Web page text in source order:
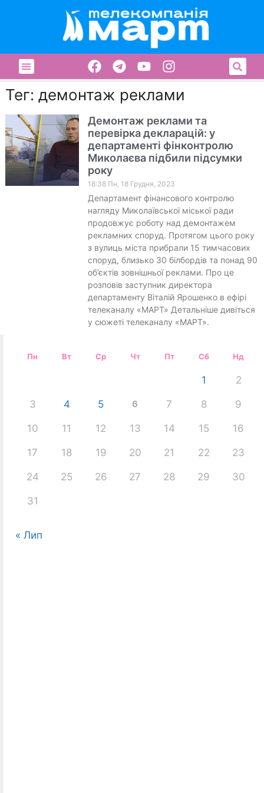
Тег: демонтаж реклами
Демонтаж реклами та
перевірка декларацій: у
департаменті фінконтролю
Миколаєва підбили підсумки
року
18:38 Пн, 18 Грудня, 2023
Департамент фінансового контролю
нагляду Миколаївської міської ради
продовжує роботу над демонтажем
рекламних споруд. Протягом цього року
з вулиць міста прибрали 15 тимчасових
споруд, близько 30 білбордів та понад 90
об’єктів зовнішньої реклами. Про це
розповів заступник директора
департаменту Віталій Ярошенко в ефірі
телеканалу «МАРТ» Детальніше дивіться
у сюжеті телеканалу «МАРТ».
Пн Вт Ср Чт Пт Сб Нд
1 2
3 4 5 6 7 8 9
10 11 12 13 14 15 16
17 18 19 20 21 22 23
24 25 26 27 28 29 30
31
« Лип